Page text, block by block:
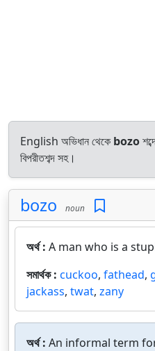
English অভিধান থেকে bozo
বিপরীতশব্দ সহ।
bozo noun
অর্থ : A man who is a
সমার্থক : cuckoo, fathead,
jackass, twat, zany
অর্থ : An informal term